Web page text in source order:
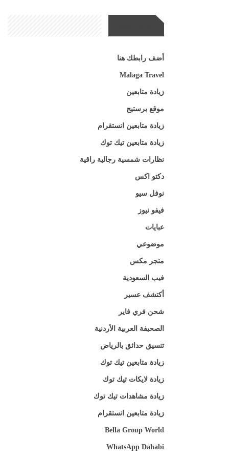
أضف رابطك هنا
Malaga Travel
زيادة متابعين
موقع برستيج
زيادة متابعين انستقرام
زيادة متابعين تيك توك
نظارات شمسية رجالية راقية
دكتو اكس
نوفل سيو
فيفو نيوز
عبايات
موضوعي
متجر مكس
فيب السعودية
أكتشف عسير
شحن فري فاير
الصحيفة العربية الأردنية
تنسيق حدائق بالرياض
زيادة متابعين تيك توك
زيادة لايكات تيك توك
زيادة مشاهدات تيك توك
زيادة متابعين انستقرام
Bella Group World
WhatsApp Dahabi